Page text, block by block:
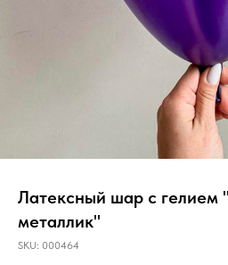
Латексный шар с гелием
металлик"
SKU: 000464